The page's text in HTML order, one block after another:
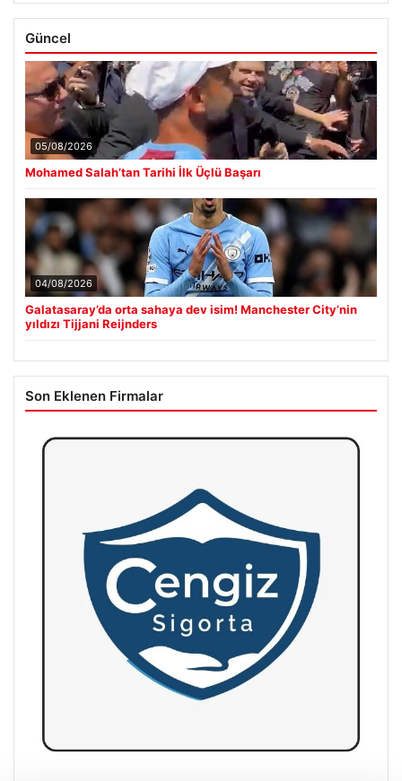
Güncel
05/08/2026
Mohamed Salah’tan Tarihi İlk Üçlü Başarı
04/08/2026
Galatasaray’da orta sahaya dev isim! Manchester City’nin
yıldızı Tijjani Reijnders
Son Eklenen Firmalar